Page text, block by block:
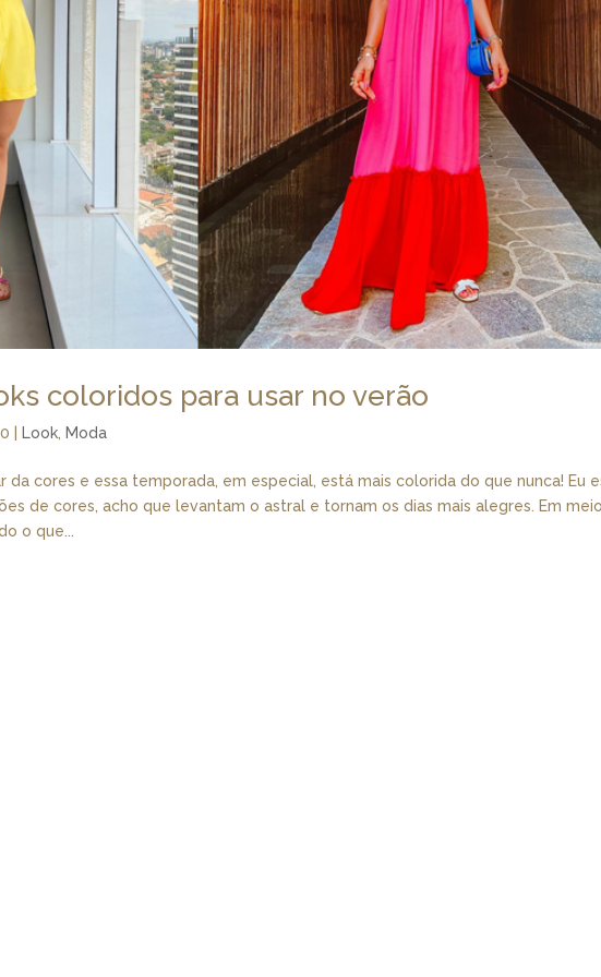
coloridos para usar no verão
|Look,Moda
da cores e essa temporada, em especial, está mais colorida do que nunca! Eu
de cores, acho que levantam o astral e tornam os dias mais alegres. Em
o que...